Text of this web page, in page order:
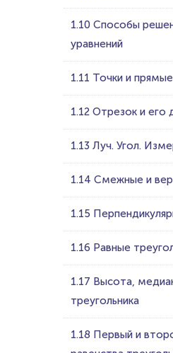
1.10 Способы
уравнений
1.11 Точки и прямые
1.12 Отрезок и его
1.13 Луч. Угол.
1.14 Смежные и
1.15
1.16 Равные
1.17 Высота,
треугольника
1.18 Первый и